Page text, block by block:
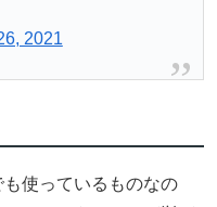
2021
使っているものなの